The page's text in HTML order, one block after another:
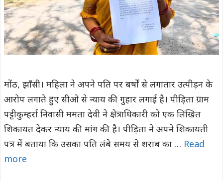
मोंठ, झाँसी। महिला ने अपने पति पर बर्षों से लगातार उत्पीड़न के
आरोप लगाते हुए सीओ से न्याय की गुहार लगाई है। पीड़िता ग्राम
पट्टीकुम्हर्रा निवासी ममता देवी ने क्षेत्राधिकारी को एक लिखित
शिकायत देकर न्याय की मांग की है। पीड़िता ने अपने शिकायती
पत्र में बताया कि उसका पति लंबे समय से शराब का … Read
more